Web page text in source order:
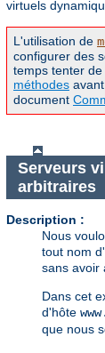
virtuels
L'utilisation de
configurer des
temps tenter
méthodes
document
Serveurs
arbitraires
Description :
Nous
tout nom
sans avoir
Dans cet
d'hôte www.
que nous